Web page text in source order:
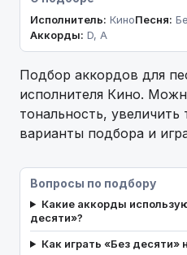
Исполнитель: КиноПесня:
Аккорды: D, A
Подбор аккордов для
исполнителя Кино.
тональность, увеличить
варианты подбора и
Вопросы по подбору
Какие аккорды
десяти»?
Как играть «Без десяти»